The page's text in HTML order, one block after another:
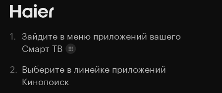
1.
Зайдите в меню приложений вашего
Смарт ТВ
2. Выберите в линейке приложений
Кинопоиск